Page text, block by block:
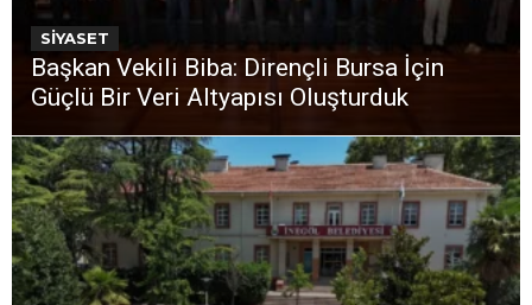
SİYASET
Başkan Vekili Biba: Dirençli Bursa İçin
Güçlü Bir Veri Altyapısı Oluşturduk